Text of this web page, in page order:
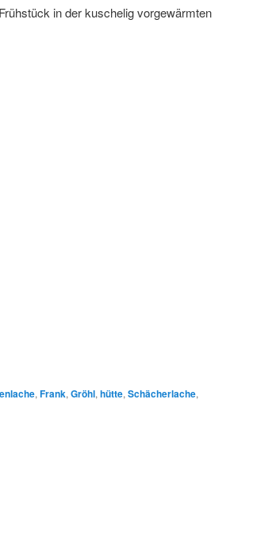
in der kuschelig vorgewärmten
, Frank, Gröhl, hütte, Schächerlache,